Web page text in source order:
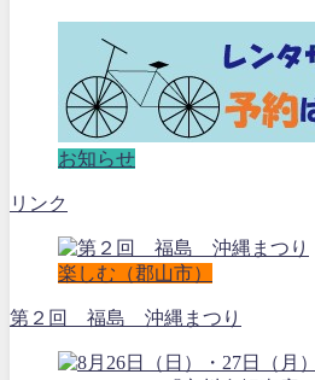
お知らせ
リンク
楽しむ（郡山市）
第２回 福島 沖縄まつり